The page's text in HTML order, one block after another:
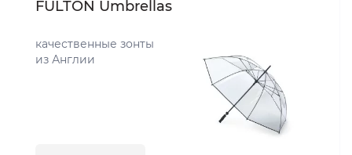
FULTON Umbrellas
качественные зонты
из Англии